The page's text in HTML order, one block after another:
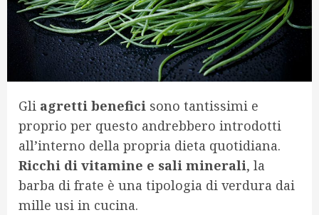
Gli agretti benefici sono tantissimi e
proprio per questo andrebbero introdotti
all’interno della propria dieta quotidiana.
Ricchi di vitamine e sali minerali, la
barba di frate è una tipologia di verdura dai
mille usi in cucina.